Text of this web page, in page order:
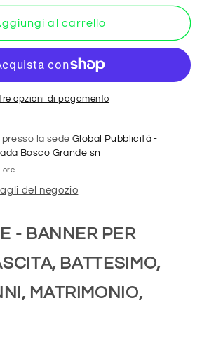
a
al carrello
opzioni di pagamento
la sede Global Pubblicità -
Bosco Grande sn
ore
del negozio
- BANNER PER
BATTESIMO,
MATRIMONIO,